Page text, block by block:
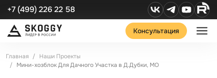
+7 (499) 226 22 58
Консультация
Главная
Наши Проекты
Мини-хозблок Для Дачного Участка в Д.Дубки, МО